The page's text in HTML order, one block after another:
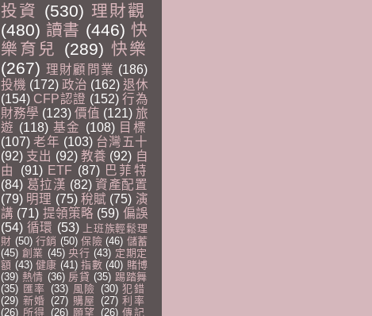
投資 (530) 理財觀
(480) 讀書 (446) 快
樂育兒
(289) 快樂
(267) 理財顧問業 (186)
投機 (172) 政治 (162) 退休
(154) CFP認證 (152) 行為
財務學 (123) 價值 (121) 旅
遊 (118) 基金 (108) 目標
(107) 老年 (103) 台灣五十
(92) 支出 (92) 教養 (92) 自
由
(91) ETF (87) 巴菲特
(84) 葛拉漢 (82) 資產配置
(79) 明理 (75) 稅賦 (75) 演
講 (71) 提領策略 (59) 偏誤
(54) 循環 (53)
上班族輕鬆理
財 (50) 行銷 (50) 保險 (46) 儲蓄
(45) 創業 (45) 央行 (43) 定期定
額 (43) 健康 (41) 指數 (40) 賭博
(39) 熱情 (36) 房貸 (35) 踢踏舞
(35) 匯率 (33) 風險 (30) 犯錯
(29) 新婚 (27) 購屋 (27) 利率
(26) 所得 (26) 願望 (26) 傳記